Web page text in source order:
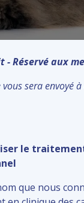
Réservé aux
sera envoyé
le
que nous